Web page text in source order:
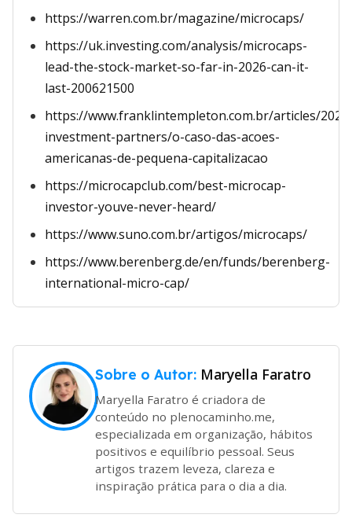
https://warren.com.br/magazine/microcaps/
https://uk.investing.com/analysis/microcaps-
lead-the-stock-market-so-far-in-2026-can-it-
last-200621500
https://www.franklintempleton.com.br/articles/
investment-partners/o-caso-das-acoes-
americanas-de-pequena-capitalizacao
https://microcapclub.com/best-microcap-
investor-youve-never-heard/
https://www.suno.com.br/artigos/microcaps/
https://www.berenberg.de/en/funds/berenberg-
international-micro-cap/
Sobre o Autor: Maryella Faratro
Maryella Faratro é criadora de
conteúdo no plenocaminho.me,
especializada em organização, hábitos
positivos e equilíbrio pessoal. Seus
artigos trazem leveza, clareza e
inspiração prática para o dia a dia.